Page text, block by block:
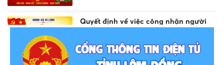
Quyết định về việc công nhận người
Linh, nhiệm kỳ 2026 - 2031